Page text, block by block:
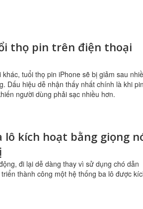
thọ pin trên điện thoại
tuổi thọ pin iPhone sẽ bị giảm sau
Dấu hiệu dễ nhận thấy nhất chính là khi pin
người dùng phải sạc nhiều hơn.
kích hoạt bằng giọng
đi lại dễ dàng thay vì sử dụng chó dẫn
thành công một hệ thống ba lô được